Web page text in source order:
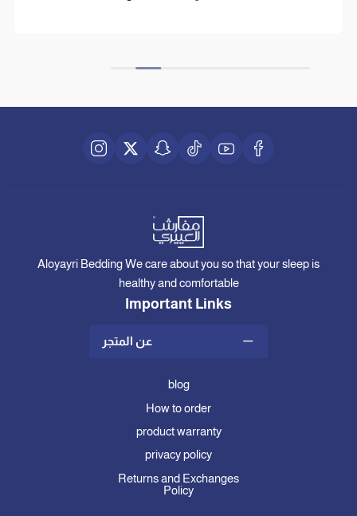
Aloyayri Bedding We care about you so that your sleep is
healthy and comfortable
Important Links
عن المتجر
blog
How to order
product warranty
privacy policy
Returns and Exchanges
Policy